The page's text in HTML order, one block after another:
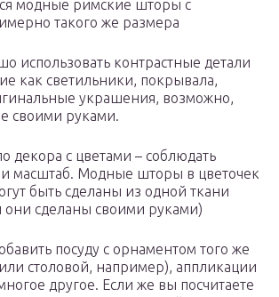
модные римские шторы с
такого же размера
использовать контрастные детали
как светильники, покрывала,
украшения, возможно,
своими руками.
декора с цветами – соблюдать
и масштаб. Модные шторы в цветочек
быть сделаны из одной ткани
они сделаны своими руками)
посуду с орнаментом того же
столовой, например), аппликации
другое. Если же вы посчитаете